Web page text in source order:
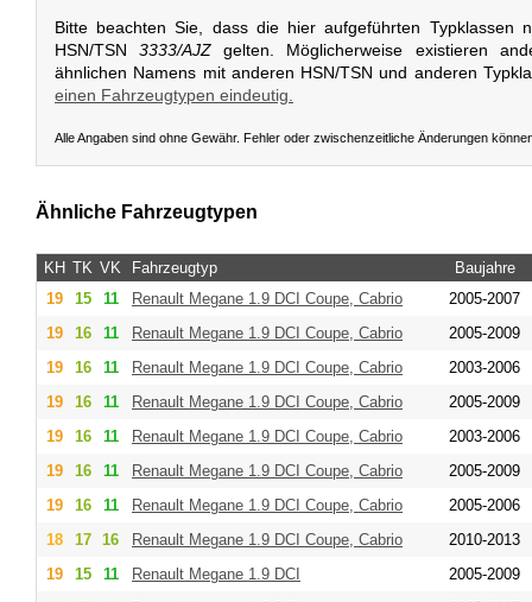
Bitte beachten Sie, dass die hier aufgeführten Typklassen
HSN/TSN3333/AJZ gelten. Möglicherweise existieren
ähnlichen Namens mit anderen HSN/TSN und anderen
einen Fahrzeugtypen eindeutig.
Alle Angaben sind ohne Gewähr. Fehler oder zwischenzeitliche Änderungen
Ähnliche Fahrzeugtypen
KH TK VK Fahrzeugtyp
Baujahre
19
15 11 Renault Megane 1.9 DCI Coupe, Cabrio
2005-2007
19
16 11 Renault Megane 1.9 DCI Coupe, Cabrio
2005-2009
19
16 11 Renault Megane 1.9 DCI Coupe, Cabrio
2003-2006
19
16 11 Renault Megane 1.9 DCI Coupe, Cabrio
2005-2009
19
16 11 Renault Megane 1.9 DCI Coupe, Cabrio
2003-2006
19
16 11 Renault Megane 1.9 DCI Coupe, Cabrio
2005-2009
19
16 11 Renault Megane 1.9 DCI Coupe, Cabrio
2005-2006
18
17 16 Renault Megane 1.9 DCI Coupe, Cabrio
2010-2013
19
15 11 Renault Megane 1.9 DCI
2005-2009